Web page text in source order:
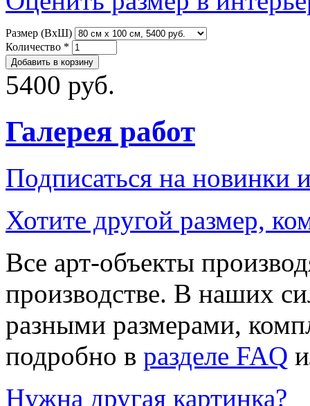
Размер (ВхШ)
Количество *
5400 руб.
Галерея работ
Подписаться на новинки
Хотите другой размер,
Все арт-объекты
производстве. В наших
разными размерами,
подробно в разделе FAQ
Нужна другая картинка?